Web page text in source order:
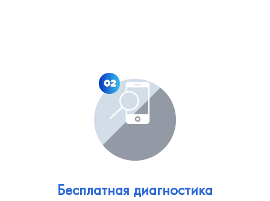
02
Бесплатная диагностика